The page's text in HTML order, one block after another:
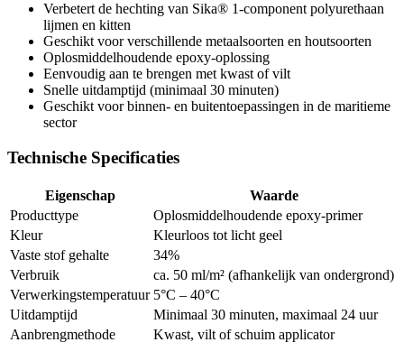
Verbetert de hechting van Sika® 1-component polyurethaan
lijmen en kitten
Geschikt voor verschillende metaalsoorten en houtsoorten
Oplosmiddelhoudende epoxy-oplossing
Eenvoudig aan te brengen met kwast of vilt
Snelle uitdamptijd (minimaal 30 minuten)
Geschikt voor binnen- en buitentoepassingen in de maritieme
sector
Technische Specificaties
Eigenschap
Waarde
Producttype
Oplosmiddelhoudende epoxy-primer
Kleur
Kleurloos tot licht geel
Vaste stof gehalte
34%
Verbruik
ca. 50 ml/m² (afhankelijk van ondergrond)
Verwerkingstemperatuur 5°C – 40°C
Uitdamptijd
Minimaal 30 minuten, maximaal 24 uur
Aanbrengmethode
Kwast, vilt of schuim applicator